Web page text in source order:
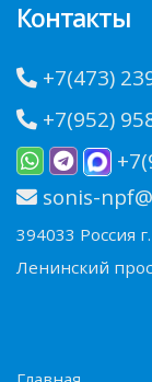
Контакты
+7(473)
+7(952)
sonis-
394033 Россия
Ленинский